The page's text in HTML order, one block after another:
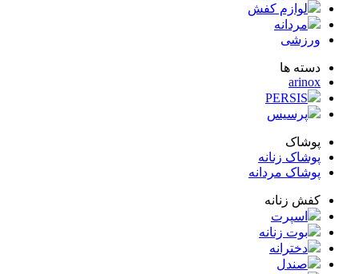
لوازم کفش
مردانه
ها
PERSIS
پرسیس
زنانه
مردانه
زنانه
اسپرت
بوت زنانه
دخترانه
صندل